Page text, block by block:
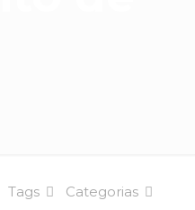
Categorias
Tags